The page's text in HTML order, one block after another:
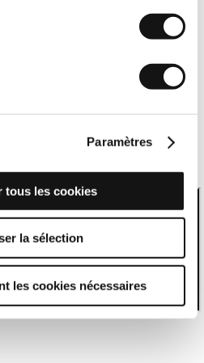
Paramètres
tous les cookies
la sélection
les cookies nécessaires
l'entreprise a choisi de travailler